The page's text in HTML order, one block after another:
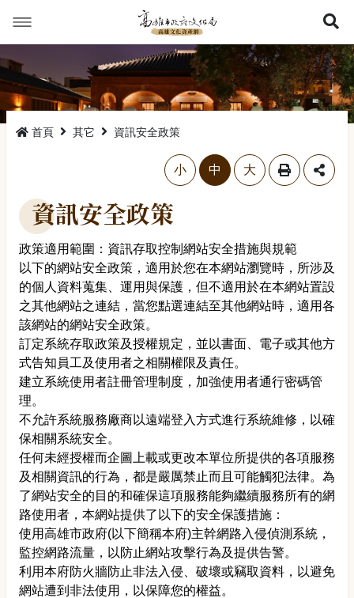
首頁 其它 資訊安全政策
略過字型切換，社群分享工具列
小 中 大
資訊安全政策
政策適用範圍：資訊存取控制網站安全措施與規範
以下的網站安全政策，適用於您在本網站瀏覽時，所涉及
的個人資料蒐集、運用與保護，但不適用於在本網站置設
之其他網站之連結，當您點選連結至其他網站時，適用各
該網站的網站安全政策。
訂定系統存取政策及授權規定，並以書面、電子或其他方
式告知員工及使用者之相關權限及責任。
建立系統使用者註冊管理制度，加強使用者通行密碼管
理。
不允許系統服務廠商以遠端登入方式進行系統維修，以確
保相關系統安全。
任何未經授權而企圖上載或更改本單位所提供的各項服務
及相關資訊的行為，都是嚴厲禁止而且可能觸犯法律。為
了網站安全的目的和確保這項服務能夠繼續服務所有的網
路使用者，本網站提供了以下的安全保護措施：
使用高雄市政府(以下簡稱本府)主幹網路入侵偵測系統，
監控網路流量，以防止網站攻擊行為及提供告警。
利用本府防火牆防止非法入侵、破壞或竊取資料，以避免
網站遭到非法使用，以保障您的權益。